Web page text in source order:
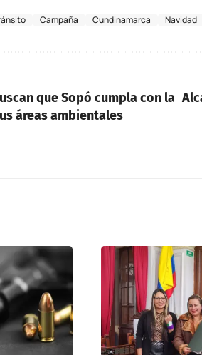
Campaña Cundinamarca Navidad
que Sopó cumpla con la
áreas ambientales